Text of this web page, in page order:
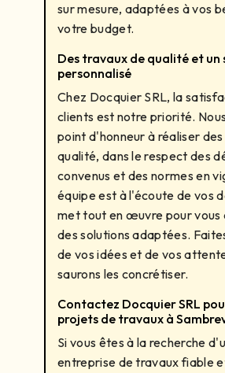
sur mesure, adaptées à vos
votre budget.
Des travaux de qualité et un
personnalisé
Chez Docquier SRL, la
clients est notre priorité.
point d'honneur à réaliser
qualité, dans le respect des
convenus et des normes en
équipe est à l'écoute de vos
met tout en œuvre pour
des solutions adaptées.
de vos idées et de vos
saurons les concrétiser.
Contactez Docquier SRL
projets de travaux à
Si vous êtes à la recherche
entreprise de travaux fiable